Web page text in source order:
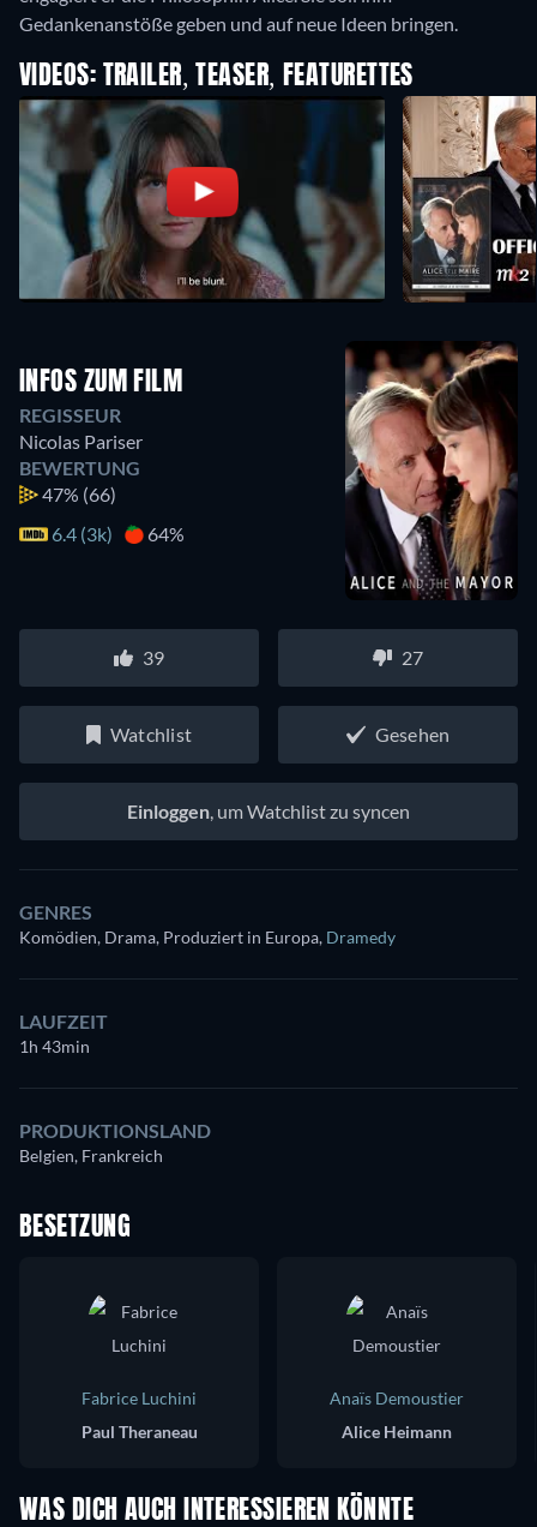
Gedankenanstöße geben und auf neue Ideen bringen.
VIDEOS: TRAILER, TEASER, FEATURETTES
INFOS ZUM FILM
REGISSEUR
Nicolas Pariser
BEWERTUNG
47% (66)
6.4 (3k)
64%
39 27
Watchlist Gesehen
Einloggen, um Watchlist zu syncen
GENRES
Komödien, Drama, Produziert in Europa, Dramedy
LAUFZEIT
1h 43min
PRODUKTIONSLAND
Belgien, Frankreich
BESETZUNG
Fabrice Luchini
Paul Theraneau
Anaïs Demoustier
Alice Heimann
WAS DICH AUCH INTERESSIEREN KÖNNTE